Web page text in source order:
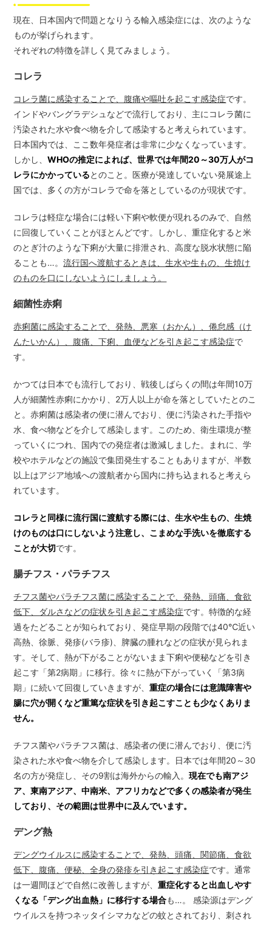
現在、日本国内で問題となりうる輸入感染症には、次のような
ものが挙げられます。
それぞれの特徴を詳しく見てみましょう。
コレラ
コレラ菌に感染することで、腹痛や嘔吐を起こす感染症です。
インドやバングラデシュなどで流行しており、主にコレラ菌に
汚染された水や食べ物を介して感染すると考えられています。
日本国内では、ここ数年発症者は非常に少なくなっています。
しかし、WHOの推定によれば、世界では年間20～30万人がコ
レラにかかっているとのこと。医療が発達していない発展途上
国では、多くの方がコレラで命を落としているのが現状です。
コレラは軽症な場合には軽い下痢や軟便が現れるのみで、自然
に回復していくことがほとんどです。しかし、重症化すると米
のとぎ汁のような下痢が大量に排泄され、高度な脱水状態に陥
ることも…。流行国へ渡航するときは、生水や生もの、生焼け
のものを口にしないようにしましょう。
細菌性赤痢
赤痢菌に感染することで、発熱、悪寒（おかん）、倦怠感（け
んたいかん）、腹痛、下痢、血便などを引き起こす感染症で
す。
かつては日本でも流行しており、戦後しばらくの間は年間10万
人が細菌性赤痢にかかり、2万人以上が命を落としていたとのこ
と。赤痢菌は感染者の便に潜んでおり、便に汚染された手指や
水、食べ物などを介して感染します。このため、衛生環境が整
っていくにつれ、国内での発症者は激減しました。まれに、学
校やホテルなどの施設で集団発生することもありますが、半数
以上はアジア地域への渡航者から国内に持ち込まれると考えら
れています。
コレラと同様に流行国に渡航する際には、生水や生もの、生焼
けのものは口にしないよう注意し、こまめな手洗いを徹底する
ことが大切です。
腸チフス・パラチフス
チフス菌やパラチフス菌に感染することで、発熱、頭痛、食欲
低下、ダルさなどの症状を引き起こす感染症です。特徴的な経
過をたどることが知られており、発症早期の段階では40℃近い
高熱、徐脈、発疹(バラ疹)、脾臓の腫れなどの症状が見られま
す。そして、熱が下がることがないまま下痢や便秘などを引き
起こす「第2病期」に移行。徐々に熱が下がっていく「第3病
期」に続いて回復していきますが、重症の場合には意識障害や
腸に穴が開くなど重篤な症状を引き起こすことも少なくありま
せん。
チフス菌やパラチフス菌は、感染者の便に潜んでおり、便に汚
染された水や食べ物を介して感染します。日本では年間20～30
名の方が発症し、その9割は海外からの輸入。現在でも南アジ
ア、東南アジア、中南米、アフリカなどで多くの感染者が発生
しており、その範囲は世界中に及んでいます。
デング熱
デングウイルスに感染することで、発熱、頭痛、関節痛、食欲
低下、腹痛、便秘、全身の発疹を引き起こす感染症です。通常
は一週間ほどで自然に改善しますが、重症化すると出血しやす
くなる「デング出血熱」に移行する場合も…。 感染源はデング
ウイルスを持つネッタイシマカなどの蚊とされており、刺され